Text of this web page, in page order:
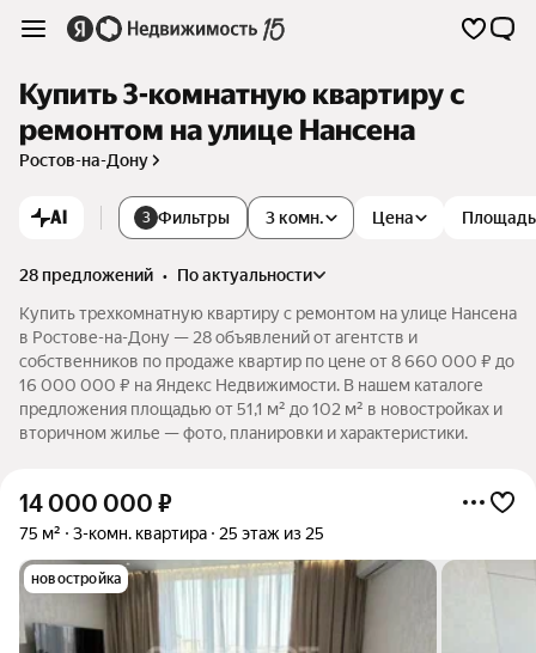
Купить 3-комнатную квартиру с
ремонтом на улице Нансена
Ростов-на-Дону
AI 3 Фильтры 3 комн. Цена Площадь
28 предложений •
по актуальности
Купить трехкомнатную квартиру с ремонтом на улице Нансена
в Ростове-на-Дону — 28 объявлений от агентств и
собственников по продаже квартир по цене от 8 660 000 ₽ до
16 000 000 ₽ на Яндекс Недвижимости. В нашем каталоге
предложения площадью от 51,1 м² до 102 м² в новостройках и
вторичном жилье — фото, планировки и характеристики.
14 000 000 ₽
75 м² 3-комн. квартира 25 этаж из 25
новостройка